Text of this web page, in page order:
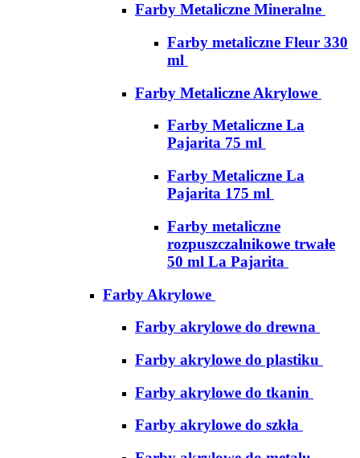
Farby Metaliczne Mineralne
Farby metaliczne Fleur 330
ml
Farby Metaliczne Akrylowe
Farby Metaliczne La
Pajarita 75 ml
Farby Metaliczne La
Pajarita 175 ml
Farby metaliczne
rozpuszczalnikowe trwałe
50 ml La Pajarita
Farby Akrylowe
Farby akrylowe do drewna
Farby akrylowe do plastiku
Farby akrylowe do tkanin
Farby akrylowe do szkła